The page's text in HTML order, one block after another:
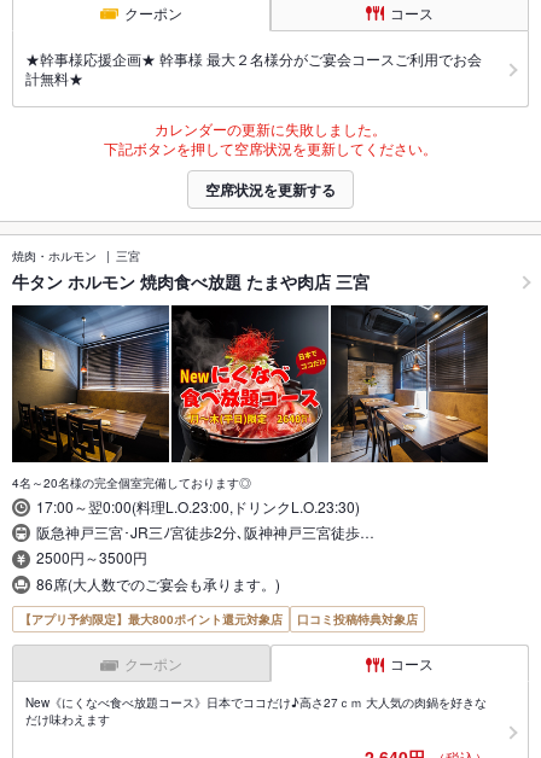
クーポン コース
★幹事様応援企画★ 幹事様 最大２名様分がご宴会コースご利用でお会
計無料★
カレンダーの更新に失敗しました。
下記ボタンを押して空席状況を更新してください。
空席状況を更新する
焼肉・ホルモン 三宮
牛タン ホルモン 焼肉食べ放題 たまや肉店 三宮
4名～20名様の完全個室完備しております◎
17:00～翌0:00(料理L.O.23:00,ドリンクL.O.23:30)
阪急神戸三宮･JR三ﾉ宮徒歩2分､阪神神戸三宮徒歩…
2500円～3500円
86席(大人数でのご宴会も承ります。)
【アプリ予約限定】最大800ポイント還元対象店 口コミ投稿特典対象店
クーポン コース
New《にくなべ食べ放題コース》日本でココだけ♪高さ27ｃｍ 大人気の肉鍋を好きな
だけ味わえます